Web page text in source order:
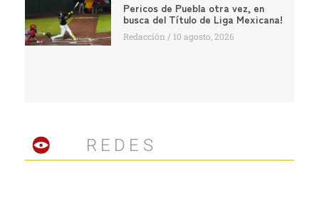
Pericos de Puebla otra vez, en
busca del Título de Liga Mexicana!
Redacción 10 agosto, 2026
REDES